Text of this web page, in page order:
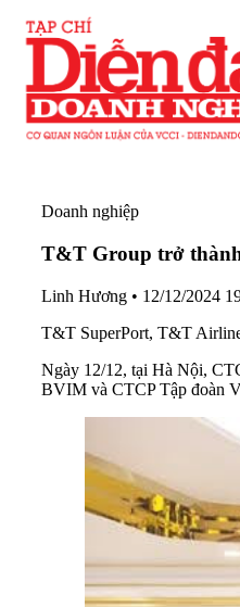
Doanh nghiệp
T&T Group trở thành
Linh Hương • 12/12/2024
T&T SuperPort, T&T
Ngày 12/12, tại Hà Nội,
BVIM và CTCP Tập đoàn